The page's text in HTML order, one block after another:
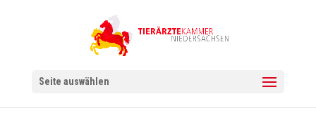
Seite auswählen